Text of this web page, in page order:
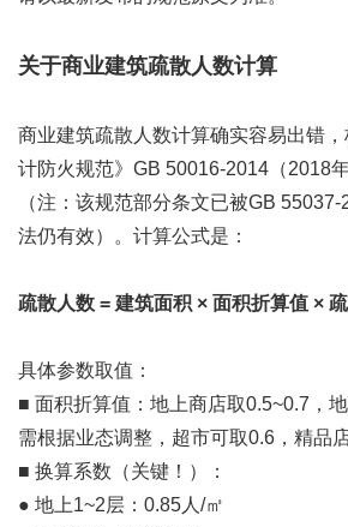
关于商业建筑疏散人数计算
商业建筑疏散人数计算确实容易出错
计防火规范》GB 50016-2014（2018
（注：该规范部分条文已被GB
法仍有效）。计算公式是：
疏散人数 = 建筑面积 × 面积折算值 ×
具体参数取值：
■ 面积折算值：地上商店取0.5~0.7，
需根据业态调整，超市可取0.6，精品
■ 换算系数（关键！）：
● 地上1~2层：0.85人/㎡